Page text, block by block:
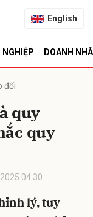
English
NGHIỆP DOANH
đổi
quy
quy
04:30
lý, tuy
Hủy